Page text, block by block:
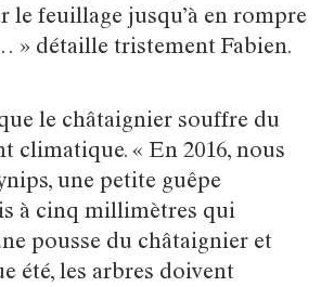
le feuillage jusqu’à en rompre
» détaille tristement Fabien.
le châtaignier souffre du
climatique. « En 2016, nous
une petite guêpe
à cinq millimètres qui
pousse du châtaignier et
été, les arbres doivent